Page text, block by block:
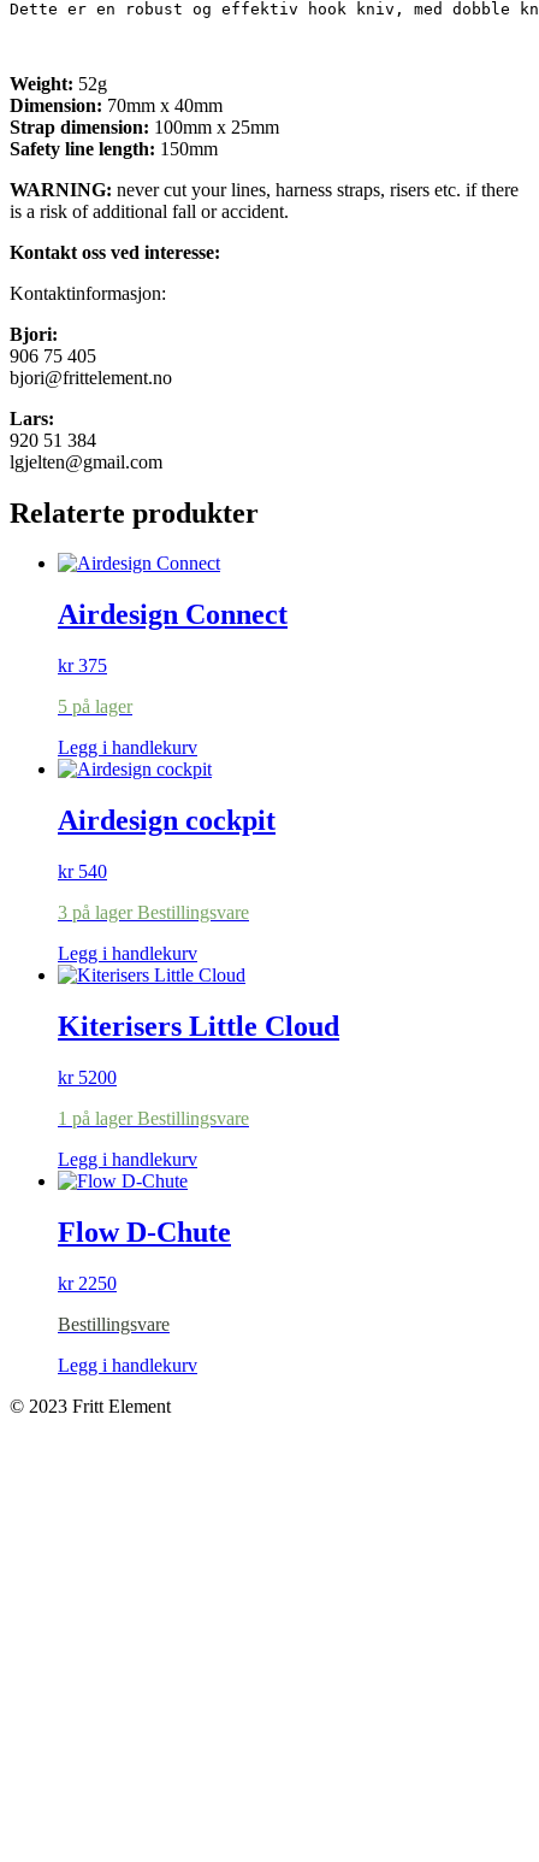
Dette er en robust og effektiv hook kniv, med dobble
Weight: 52g
Dimension: 70mm x 40mm
Strap dimension: 100mm x 25mm
Safety line length: 150mm
WARNING: never cut your lines, harness straps, risers etc. if there
is a risk of additional fall or accident.
Kontakt oss ved interesse:
Kontaktinformasjon:
Bjori:
906 75 405
bjori@frittelement.no
Lars:
920 51 384
lgjelten@gmail.com
Relaterte produkter
Airdesign Connect
kr375
5 på lager
Legg i handlekurv
Airdesign cockpit
kr540
3 på lager Bestillingsvare
Legg i handlekurv
Kiterisers Little Cloud
kr5200
1 på lager Bestillingsvare
Legg i handlekurv
Flow D-Chute
kr2250
Bestillingsvare
Legg i handlekurv
© 2023 Fritt Element